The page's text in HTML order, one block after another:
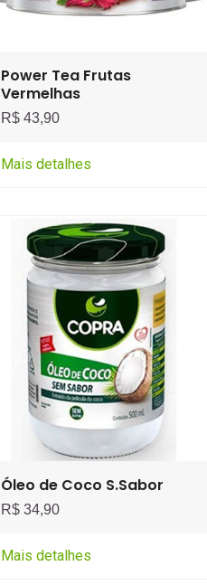
Power Tea Frutas
Vermelhas
R$ 43,90
Mais detalhes
Óleo de Coco S.Sabor
R$ 34,90
Mais detalhes